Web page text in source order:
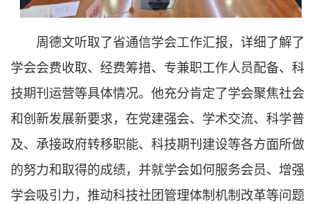
周德文听取了省通信学会工作汇报，详细了解了
学会会费收取、经费筹措、专兼职工作人员配备、科
技期刊运营等具体情况。他充分肯定了学会聚焦社会
和创新发展新要求，在党建强会、学术交流、科学普
及、承接政府转移职能、科技期刊建设等各方面所做
的努力和取得的成绩，并就学会如何服务会员、增强
学会吸引力，推动科技社团管理体制机制改革等问题